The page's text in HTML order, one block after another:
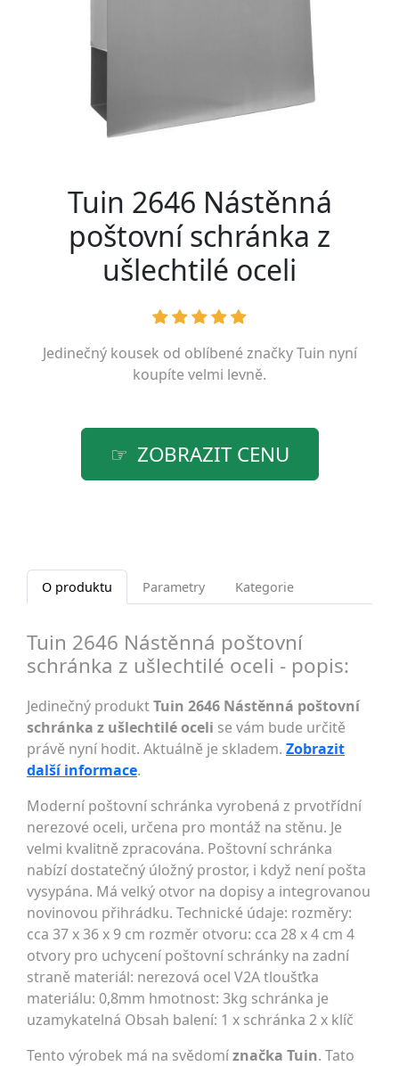
Tuin 2646 Nástěnná
poštovní schránka z
ušlechtilé oceli
Jedinečný kousek od oblíbené značkyTuin nyní
koupíte velmi levně.
ZOBRAZIT CENU
O produktu Parametry Kategorie
Tuin 2646 Nástěnná poštovní
schránka z ušlechtilé oceli - popis:
Jedinečný produktTuin 2646 Nástěnná poštovní
schránka z ušlechtilé oceli se vám bude určitě
právě nyní hodit. Aktuálně je skladem. Zobrazit
další informace.
Moderní poštovní schránka vyrobená z prvotřídní
nerezové oceli, určena pro montáž na stěnu. Je
velmi kvalitně zpracována. Poštovní schránka
nabízí dostatečný úložný prostor, i když není pošta
vysypána. Má velký otvor na dopisy a integrovanou
novinovou přihrádku. Technické údaje: rozměry:
cca 37 x 36 x 9 cm rozměr otvoru: cca 28 x 4 cm 4
otvory pro uchycení poštovní schránky na zadní
straně materiál: nerezová ocel V2A tloušťka
materiálu: 0,8mm hmotnost: 3kg schránka je
uzamykatelná Obsah balení: 1 x schránka 2 x klíč
Tento výrobek má na svědomíznačka Tuin. Tato